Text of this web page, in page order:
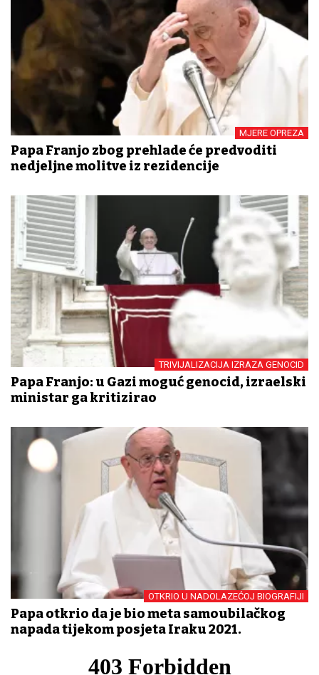
MJERE OPREZA
Papa Franjo zbog prehlade će predvoditi
nedjeljne molitve iz rezidencije
TRIVIJALIZACIJA IZRAZA GENOCID
Papa Franjo: u Gazi moguć genocid, izraelski
ministar ga kritizirao
OTKRIO U NADOLAZEĆOJ BIOGRAFIJI
Papa otkrio da je bio meta samoubilačkog
napada tijekom posjeta Iraku 2021.